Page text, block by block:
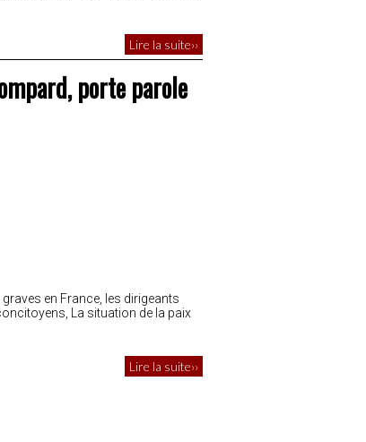
Lire la suite››
porte parole
en France, les dirigeants
La situation de la paix
Lire la suite››